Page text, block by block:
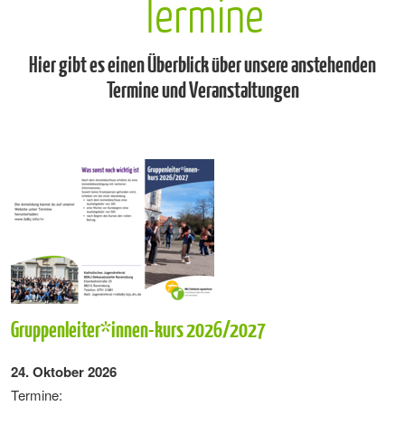
Termine
Hier gibt es einen Überblick über unsere anstehenden
Termine und Veranstaltungen
Gruppenleiter*innen-kurs 2026/2027
24. Oktober 2026
Termine: